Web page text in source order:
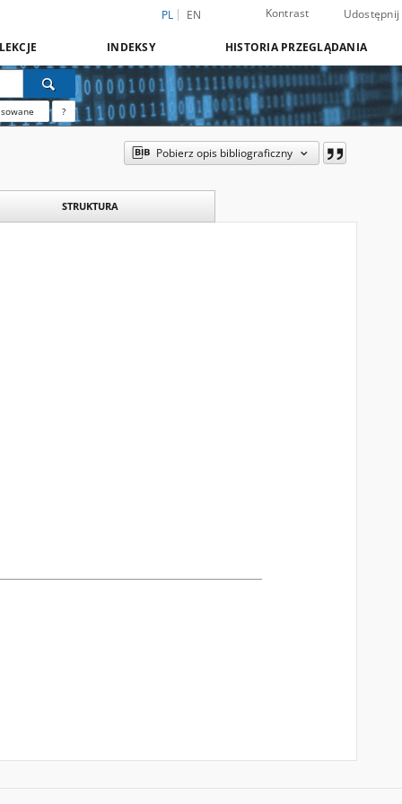
PL EN Kontrast Udostępnij
INDEKSY HISTORIA PRZEGLĄDANIA
?
Pobierz opis bibliograficzny
STRUKTURA